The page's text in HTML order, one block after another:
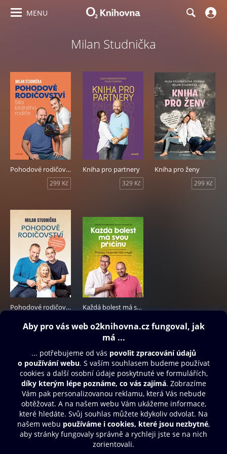
MENU
Milan Studnička
Pohodové rodičovství: síla klidného rodiče
299 Kč
Kniha pro partnery
329 Kč
Kniha pro ženy
299 Kč
Pohodové rodičovství
299 Kč
Každá bolest má svou příčinu
Obsah ke stažení
Moje O2 Knihovna
Další zábava
© O2 Czech Republic a.s.